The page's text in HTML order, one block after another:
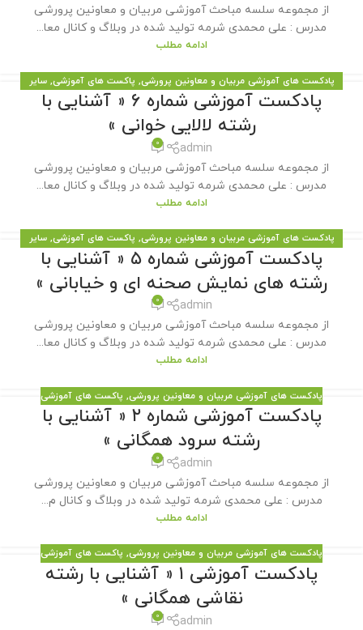
از مجموعه سلسه مباحث آموزشی مربیان و معاونین پرورشی
مدرس : علی محمدی شرمه تولید شده در وبلاگ و کانال معا...
ادامه مطلب
پادکست های آموزشی مربیان و معاونین پرورشی, پاکست های آموزشی,سایر
مطالب سایت
پادکست آموزشی شماره 6 « آشنایی با
رشته لالایی خوانی »
admin
0
از مجموعه سلسه مباحث آموزشی مربیان و معاونین پرورشی
مدرس : علی محمدی شرمه تولید شده در وبلاگ و کانال معا...
ادامه مطلب
پادکست های آموزشی مربیان و معاونین پرورشی, پاکست های آموزشی,سایر
مطالب سایت
پادکست آموزشی شماره ۵ « آشنایی با
رشته های نمایش صحنه ای و خیابانی »
admin
0
از مجموعه سلسه مباحث آموزشی مربیان و معاونین پرورشی
مدرس : علی محمدی شرمه تولید شده در وبلاگ و کانال معا...
ادامه مطلب
پادکست های آموزشی مربیان و معاونین پرورشی, پاکست های آموزشی
پادکست آموزشی شماره ۲ « آشنایی با
رشته سرود همگانی »
admin
0
از مجموعه سلسه مباحث آموزشی مربیان و معاونین پرورشی
مدرس : علی محمدی شرمه تولید شده در وبلاگ و کانال م...
ادامه مطلب
پادکست های آموزشی مربیان و معاونین پرورشی, پاکست های آموزشی
پادکست آموزشی ۱ « آشنایی با رشته
نقاشی همگانی »
admin
0